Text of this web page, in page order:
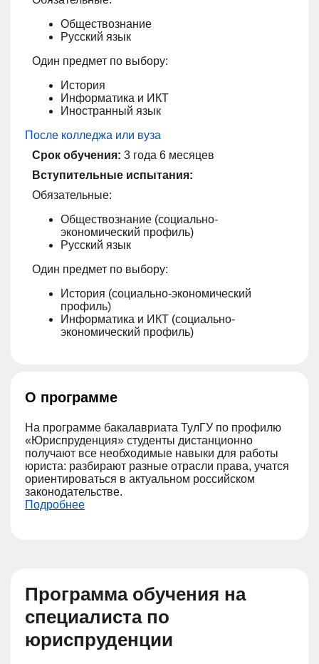
Обществознание
Русский язык
Один предмет по выбору:
История
Информатика и ИКТ
Иностранный язык
После колледжа или вуза
Срок обучения: 3 года 6 месяцев
Вступительные испытания:
Обязательные:
Обществознание (социально-
экономический профиль)
Русский язык
Один предмет по выбору:
История (социально-экономический
профиль)
Информатика и ИКТ (социально-
экономический профиль)
О программе
На программе бакалавриата ТулГУ по профилю
«Юриспруденция» студенты дистанционно
получают все необходимые навыки для работы
юриста: разбирают разные отрасли права, учатся
ориентироваться в актуальном российском
законодательстве.
Подробнее
Программа обучения на
специалиста по
юриспруденции